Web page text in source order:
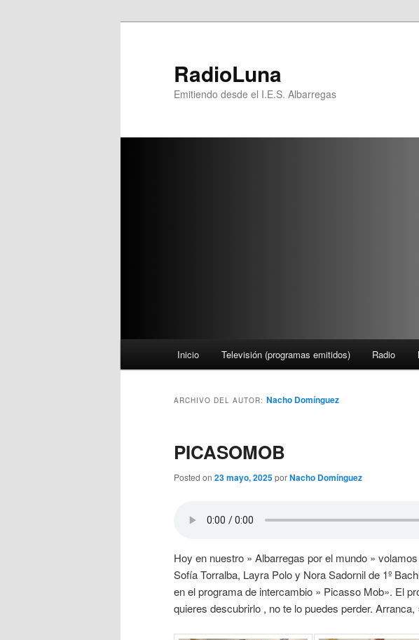
RadioLuna
Emitiendo desde el I.E.S. Albarregas
Inicio Televisión (programas emitidos) Radio
ARCHIVO DEL AUTOR: Nacho Domínguez
PICASOMOB
Posted on 23 mayo, 2025porNacho Domínguez
Hoy en nuestro » Albarregas por el mundo »
Sofía Torralba, Layra Polo y Nora Sadornil de 1º
en el programa de intercambio » Picasso Mob». El
quieres descubrirlo , no te lo puedes perder.